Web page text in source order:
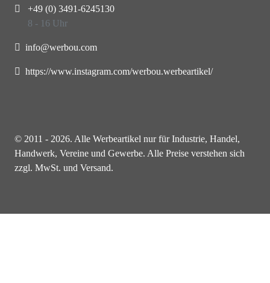
+49 (0) 3491-6245130
8 - 16 Uhr
info@werbou.com
https://www.instagram.com/werbou.werbeartikel/
© 2011 - 2026. Alle Werbeartikel nur für Industrie, Handel,
Handwerk, Vereine und Gewerbe. Alle Preise verstehen sich
zzgl. MwSt. und Versand.